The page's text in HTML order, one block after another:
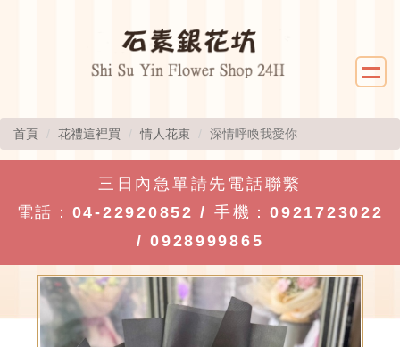
首頁 花禮這裡買 情人花束 深情呼喚我愛你
三日內急單請先電話聯繫
電話： 04-22920852 / 手機：0921723022
/0928999865